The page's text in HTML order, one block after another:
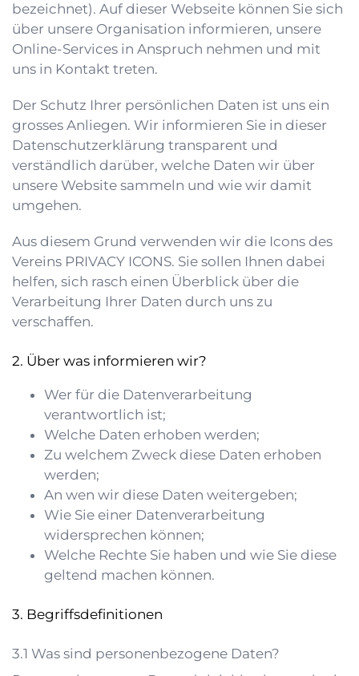
bezeichnet). Auf dieser Webseite können Sie sich
über unsere Organisation informieren, unsere
Online-Services in Anspruch nehmen und mit
uns in Kontakt treten.
Der Schutz Ihrer persönlichen Daten ist uns ein
grosses Anliegen. Wir informieren Sie in dieser
Datenschutzerklärung transparent und
verständlich darüber, welche Daten wir über
unsere Website sammeln und wie wir damit
umgehen.
Aus diesem Grund verwenden wir die Icons des
Vereins PRIVACY ICONS. Sie sollen Ihnen dabei
helfen, sich rasch einen Überblick über die
Verarbeitung Ihrer Daten durch uns zu
verschaffen.
Über was informieren wir?
Wer für die Datenverarbeitung
verantwortlich ist;
Welche Daten erhoben werden;
Zu welchem Zweck diese Daten erhoben
werden;
An wen wir diese Daten weitergeben;
Wie Sie einer Datenverarbeitung
widersprechen können;
Welche Rechte Sie haben und wie Sie diese
geltend machen können.
Begriffsdefinitionen
Was sind personenbezogene Daten?